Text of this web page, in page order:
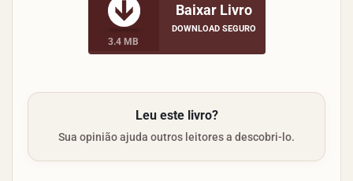
3.4 MB
Baixar Livro
DOWNLOAD SEGURO
Leu este livro?
Sua opinião ajuda outros leitores a descobri-lo.